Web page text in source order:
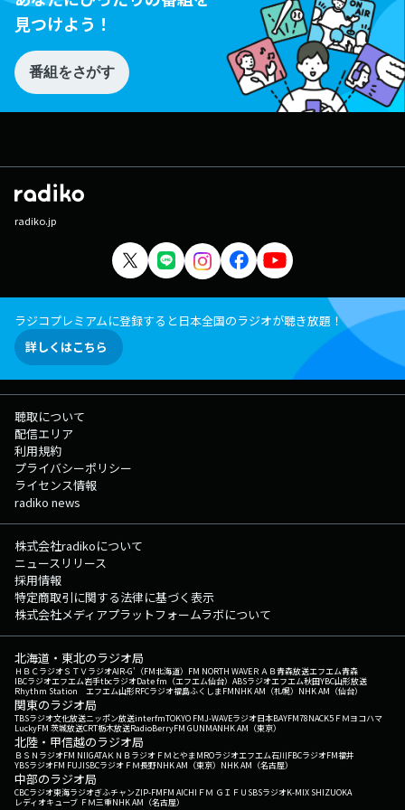
見つけよう！
番組をさがす
radiko.jp
ラジコプレミアムに登録すると日本全国のラジオが聴き放題！
詳しくはこちら
聴取について
配信エリア
利用規約
プライバシーポリシー
ライセンス情報
radiko news
株式会社radikoについて
ニュースリリース
採用情報
特定商取引に関する法律に基づく表示
株式会社メディアプラットフォームラボについて
北海道・東北のラジオ局
ＨＢＣラジオＳＴＶラジオAIR-G'（FM北海道） FM NORTH WAVEＲＡＢ青森放送エフエム青森
IBCラジオエフエム岩手tbcラジオDate fm（エフエム仙台） ABSラジオエフエム秋田YBC山形放送
Rhythm Station エフエム山形RFCラジオ福島ふくしまFMNHK AM（札幌） NHK AM（仙台）
関東のラジオ局
TBSラジオ文化放送ニッポン放送interfmTOKYO FMJ-WAVEラジオ日本BAYFM78NACK5 ＦＭヨコハマ
LuckyFM 茨城放送CRT栃木放送RadioBerryFM GUNMANHK AM（東京）
北陸・甲信越のラジオ局
ＢＳＮラジオFM NIIGATAＫＮＢラジオ ＦＭとやまMROラジオエフエム石川FBCラジオFM福井
YBSラジオFM FUJISBCラジオ ＦＭ長野NHK AM（東京） NHK AM（名古屋）
中部のラジオ局
CBCラジオ東海ラジオぎふチャンZIP-FMFM AICHI ＦＭ ＧＩＦＵ SBSラジオK-MIX SHIZUOKA
レディオキューブ ＦＭ三重NHK AM（名古屋）